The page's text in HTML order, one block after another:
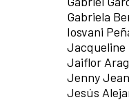
Gabriela
Iosvani
Jacqueline
Jaiflor
Jenny
Jesús